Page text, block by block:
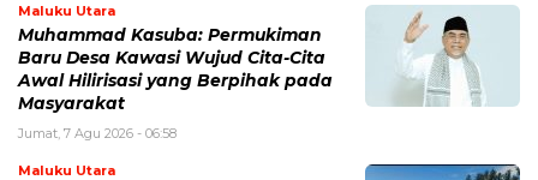
Maluku Utara
Muhammad Kasuba: Permukiman
Baru Desa Kawasi Wujud Cita-Cita
Awal Hilirisasi yang Berpihak pada
Masyarakat
Jumat, 7 Agu 2026 - 06:58
Maluku Utara